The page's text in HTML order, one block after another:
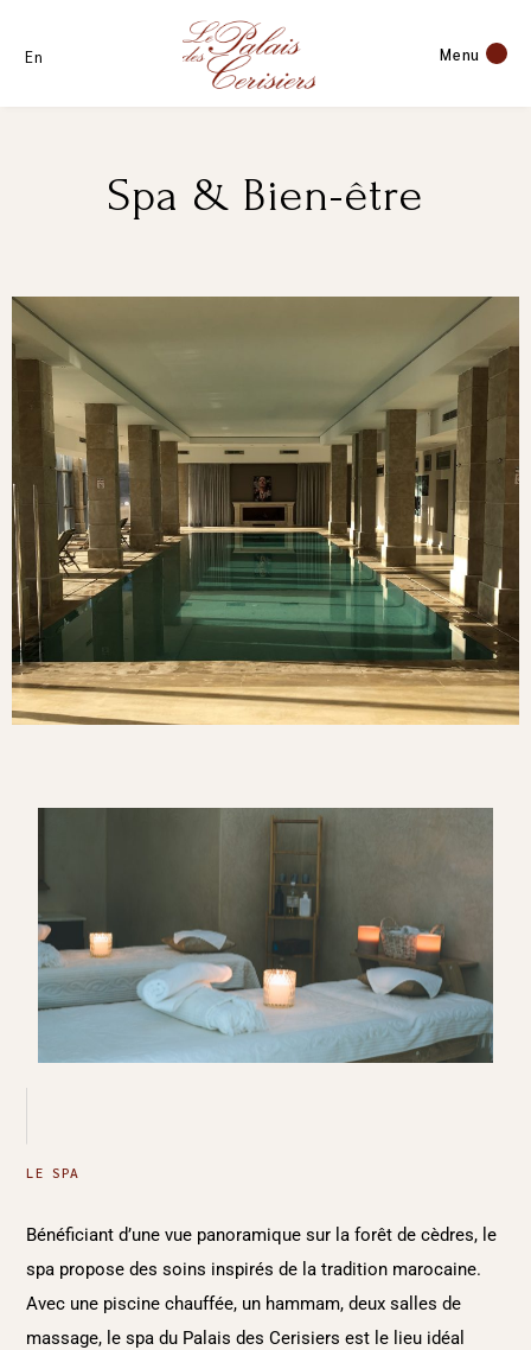
En Menu
Spa & Bien-être
LE SPA
Bénéficiant d’une vue panoramique sur la forêt de cèdres, le
spa propose des soins inspirés de la tradition marocaine.
Avec une piscine chauffée, un hammam, deux salles de
massage, le spa du Palais des Cerisiers est le lieu idéal